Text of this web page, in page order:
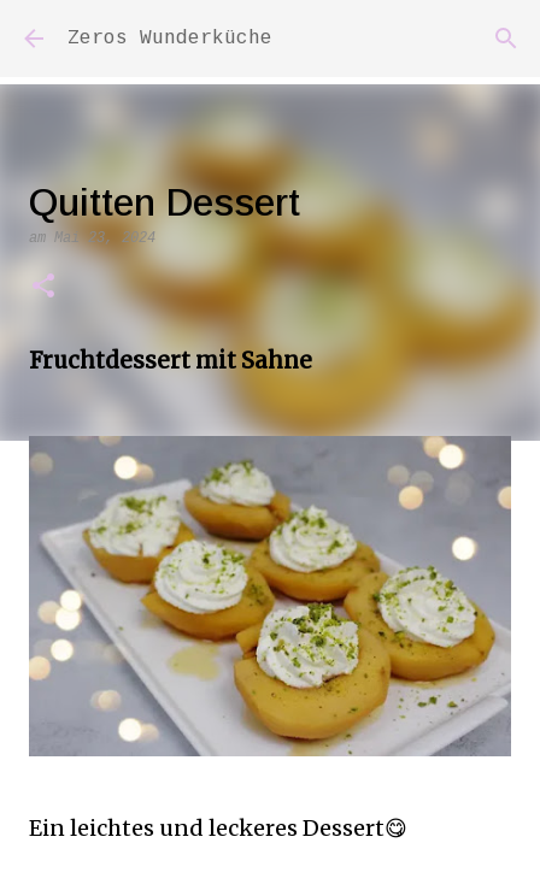
Direkt zum Hauptbereich
Zeros Wunderküche
Quitten Dessert
am Mai 23, 2024
Fruchtdessert mit Sahne
Ein leichtes und leckeres Dessert😋